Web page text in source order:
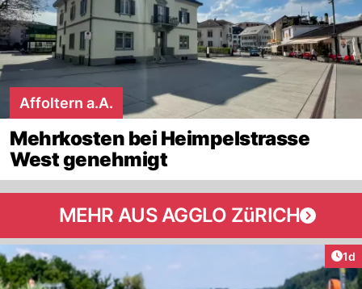
Affoltern a.A.
Mehrkosten bei Heimpelstrasse
West genehmigt
MEHR AUS AGGLO ZüRICH
1d